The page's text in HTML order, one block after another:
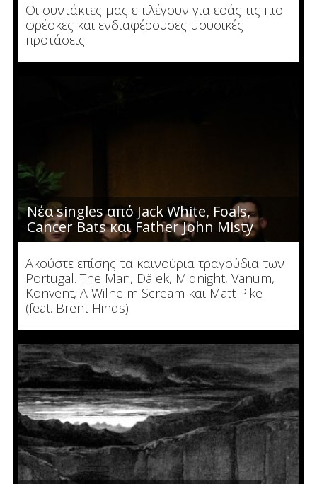
Οι συντάκτες μας επιλέγουν για εσάς τις πιο
φρέσκες και ενδιαφέρουσες μουσικές
προτάσεις
Νέα singles από Jack White, Foals,
Cancer Bats και Father John Misty
Ακούστε επίσης τα καινούρια τραγούδια των
Portugal. The Man, Dälek, Midnight, Vanum,
Konvent, A Wilhelm Scream και Matt Pike
(feat. Brent Hinds)